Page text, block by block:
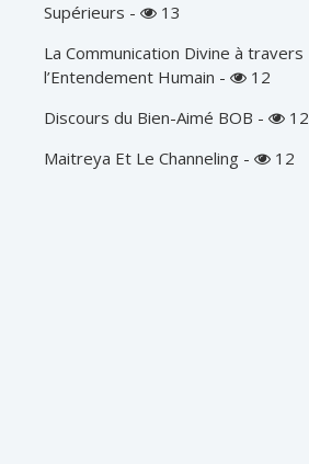
Supérieurs -
13
La Communication Divine à travers
l’Entendement Humain -
12
Discours du Bien-Aimé BOB -
12
Maitreya Et Le Channeling - 12